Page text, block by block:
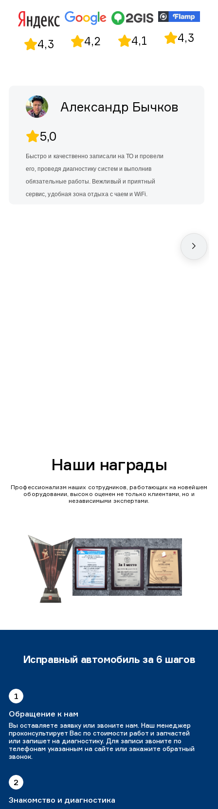
4,3 4,2 4,1 4,3
Александр Бычков
5,0
Быстро и качественно записали на ТО и провели
его, проведя диагностику систем и выполнив
обязательные работы. Вежливый и приятный
сервис, удобная зона отдыха с чаем и WiFi.
Наши награды
Профессионализм наших сотрудников, работающих на новейшем
оборудовании, высоко оценен не только клиентами, но и
независимыми экспертами.
Исправный автомобиль за 6 шагов
1
Обращение к нам
Вы оставляете заявку или звоните нам. Наш менеджер
проконсультирует Вас по стоимости работ и запчастей
или запишет на диагностику. Для записи звоните по
телефонам указанным на сайте или закажите обратный
звонок.
2
Знакомство и диагностика